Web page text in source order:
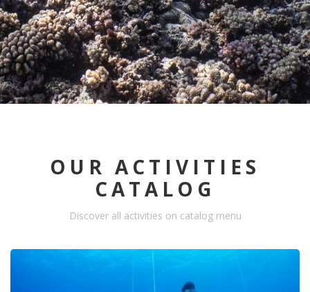
OUR ACTIVITIES
CATALOG
Discover all activities on catalog menu